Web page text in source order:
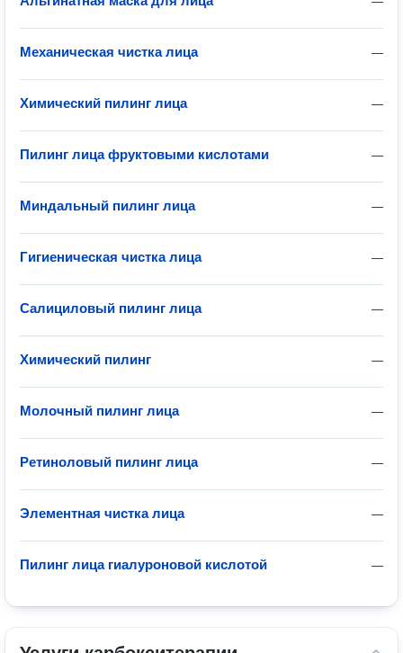
—
Механическая чистка лица
—
Химический пилинг лица
—
Пилинг лица фруктовыми кислотами
—
Миндальный пилинг лица
—
Гигиеническая чистка лица
—
Салициловый пилинг лица
—
Химический пилинг
—
Молочный пилинг лица
—
Ретиноловый пилинг лица
—
Элементная чистка лица
—
Пилинг лица гиалуроновой кислотой